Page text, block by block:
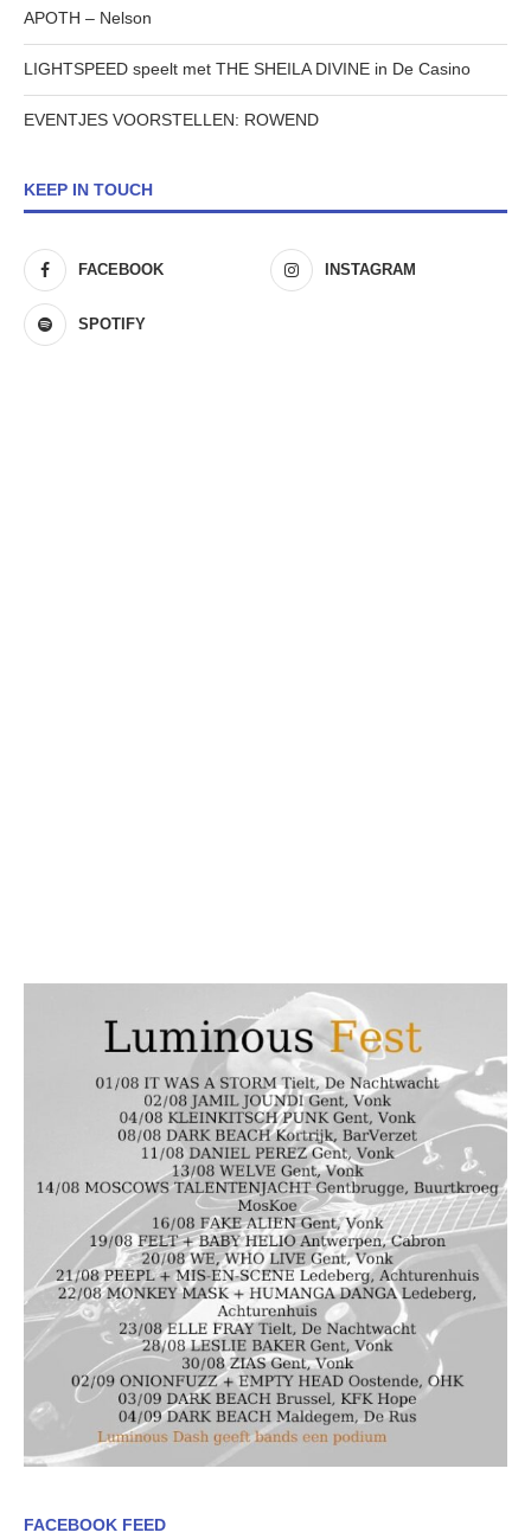
APOTH – Nelson
LIGHTSPEED speelt met THE SHEILA DIVINE in De Casino
EVENTJES VOORSTELLEN: ROWEND
KEEP IN TOUCH
FACEBOOK INSTAGRAM
SPOTIFY
FACEBOOK FEED